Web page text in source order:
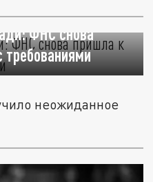
ФНС снова
неожиданное